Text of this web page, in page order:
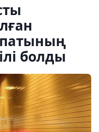
болды